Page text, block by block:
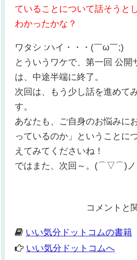
ていることについて話そうと
わかったかな？
ワタシ :ハイ・・・(￣ω￣;)
とういうワケで、第一回 公開
は、中途半端に終了。
次回は、もう少し話を進めて
す。
あなたも、ご自身のお悩みに
っているのか」ということに
えてみてくださいね！
ではまた、次回～。(⌒▽⌒)ノ
コメントと
いい気分ドットコムの書籍
いい気分ドットコムへ